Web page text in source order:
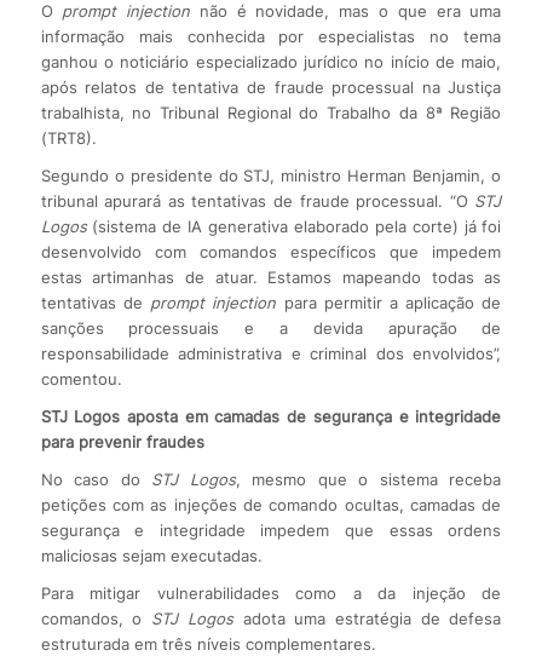
O prompt injection não é novidade, mas o que era uma
informação mais conhecida por especialistas no tema
ganhou o noticiário especializado jurídico no início de maio,
após relatos de tentativa de fraude processual na Justiça
trabalhista, no Tribunal Regional do Trabalho da 8ª Região
(TRT8).
Segundo o presidente do STJ, ministro Herman Benjamin, o
tribunal apurará as tentativas de fraude processual. “O STJ
Logos(sistema de IA generativa elaborado pela corte) já foi
desenvolvido com comandos específicos que impedem
estas artimanhas de atuar. Estamos mapeando todas as
tentativas de prompt injection para permitir a aplicação de
sanções processuais e a devida apuração de
responsabilidade administrativa e criminal dos envolvidos”,
comentou.
STJ Logos aposta em camadas de segurança e integridade
para prevenir fraudes
No caso do STJ Logos, mesmo que o sistema receba
petições com as injeções de comando ocultas, camadas de
segurança e integridade impedem que essas ordens
maliciosas sejam executadas.
Para mitigar vulnerabilidades como a da injeção de
comandos, o STJ Logosadota uma estratégia de defesa
estruturada em três níveis complementares.